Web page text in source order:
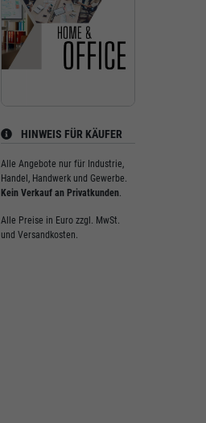
HINWEIS FÜR KÄUFER
Alle Angebote nur für Industrie,
Handel, Handwerk und Gewerbe.
Kein Verkauf an Privatkunden.
Alle Preise in Euro zzgl. MwSt.
und Versandkosten.